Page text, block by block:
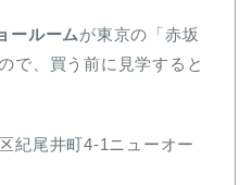
ールームが東京の「赤坂
で、買う前に見学すると
紀尾井町4-1ニューオー